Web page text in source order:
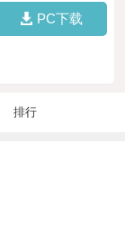
PC下载
排行